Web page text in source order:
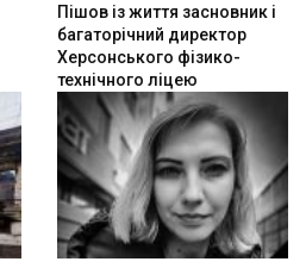
Пішов із життя засновник і
багаторічний директор
Херсонського фізико-
технічного ліцею